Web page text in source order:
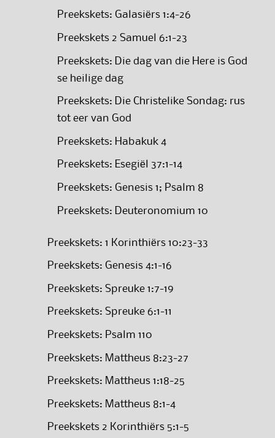
Preekskets: Galasiërs 1:4-26
Preekskets 2 Samuel 6:1-23
Preekskets: Die dag van die Here is God
se heilige dag
Preekskets: Die Christelike Sondag: rus
tot eer van God
Preekskets: Habakuk 4
Preekskets: Esegiël 37:1-14
Preekskets: Genesis 1; Psalm 8
Preekskets: Deuteronomium 10
Preekskets: 1 Korinthiërs 10:23-33
Preekskets: Genesis 4:1-16
Preekskets: Spreuke 1:7-19
Preekskets: Spreuke 6:1-11
Preekskets: Psalm 110
Preekskets: Mattheus 8:23-27
Preekskets: Mattheus 1:18-25
Preekskets: Mattheus 8:1-4
Preekskets 2 Korinthiërs 5:1-5